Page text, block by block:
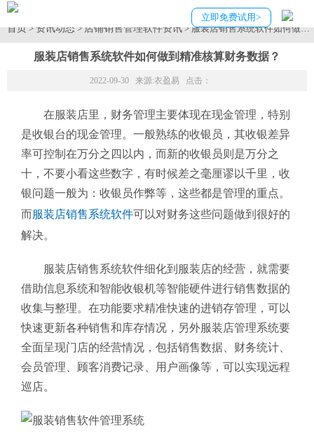
立即免费试用>
首页>资讯动态>店铺销售管理软件资讯> 服装店销售系统软件如何做到
服装店销售系统软件如何做到精准核算财务数据？
2022-09-30 来源:衣盈易 点击：
在服装店里，财务管理主要体现在现金管理，特别
是收银台的现金管理。一般熟练的收银员，其收银差异
率可控制在万分之四以内，而新的收银员则是万分之
十，不要小看这些数字，有时候差之毫厘谬以千里，收
银问题一般为：收银员作弊等，这些都是管理的重点。
而服装店销售系统软件可以对财务这些问题做到很好的
解决。
服装店销售系统软件细化到服装店的经营，就需要
借助信息系统和智能收银机等智能硬件进行销售数据的
收集与整理。在功能要求精准快速的进销存管理，可以
快速更新各种销售和库存情况，另外服装店管理系统要
全面呈现门店的经营情况，包括销售数据、财务统计、
会员管理、顾客消费记录、用户画像等，可以实现远程
巡店。